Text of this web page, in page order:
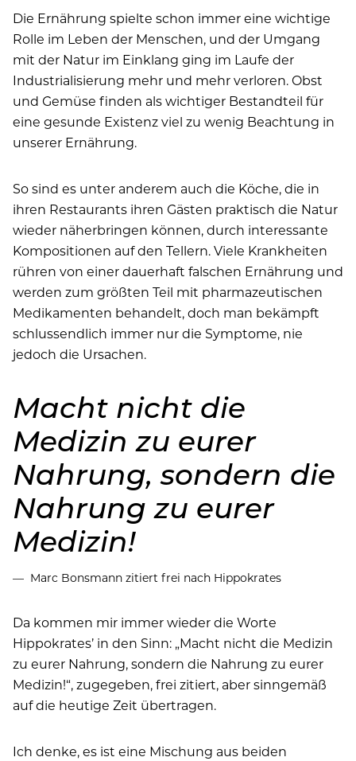
Die Ernährung spielte schon immer eine wichtige
Rolle im Leben der Menschen, und der Umgang
mit der Natur im Einklang ging im Laufe der
Industrialisierung mehr und mehr verloren. Obst
und Gemüse finden als wichtiger Bestandteil für
eine gesunde Existenz viel zu wenig Beachtung in
unserer Ernährung.
So sind es unter anderem auch die Köche, die in
ihren Restaurants ihren Gästen praktisch die Natur
wieder näherbringen können, durch interessante
Kompositionen auf den Tellern. Viele Krankheiten
rühren von einer dauerhaft falschen Ernährung und
werden zum größten Teil mit pharmazeutischen
Medikamenten behandelt, doch man bekämpft
schlussendlich immer nur die Symp­tome, nie
jedoch die Ursachen.
Macht nicht die
Medizin zu eurer
Nahrung, sondern die
Nahrung zu eurer
Medizin!
Marc Bonsmann zitiert frei nach Hippokrates
Da kommen mir immer wieder die Worte
Hippokrates’ in den Sinn: „Macht nicht die Medizin
zu eurer Nahrung, sondern die Nahrung zu eurer
Medizin!“, zugegeben, frei zitiert, aber sinngemäß
auf die heutige Zeit übertragen.
Ich denke, es ist eine Mischung aus beiden